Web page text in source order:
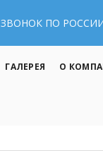
ЗВОНОК ПО
ГАЛЕРЕЯ О